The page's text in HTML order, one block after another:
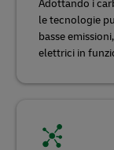
Adottando i
le tecnologie
basse
elettrici in